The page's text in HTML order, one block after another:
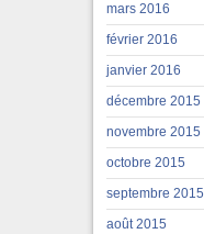
mars 2016
février 2016
janvier 2016
décembre 2015
novembre 2015
octobre 2015
septembre 2015
août 2015